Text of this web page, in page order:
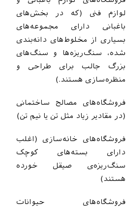
لوازم فنی (که در بخش‌های
باغبانی دارای مجموعه‌های
بسیاری از مخلوط‌های دانه‌بندی
شده، سنگ‌ریزه‌ها و سنگ‌های
بزرگ جالب برای طراحی و
منظره‌سازی هستند.)
فروشگاه‌های مصالح ساختمانی
(در مقادیر زیاد مثل تن یا نیم تن)
فروشگاه‌های خانه‌سازی (اغلب
دارای بسته‌های کوچک
سنگ‌ریزه‌ی صیقل خورده
هستند)
فروشگاه‌های حیوانات